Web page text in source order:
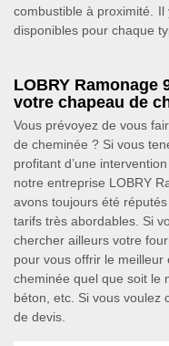
combustible à proximité.
disponibles pour chaque
LOBRY Ramonage
votre chapeau de
Vous prévoyez de vous
de cheminée ? Si vous
profitant d’une
notre entreprise LOBRY
avons toujours été
tarifs très abordables. Si
chercher ailleurs votre
pour vous offrir le
cheminée quel que soit le
béton, etc. Si vous voulez
de devis.